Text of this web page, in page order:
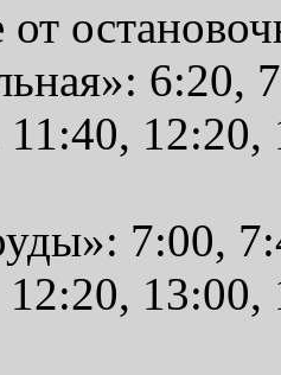
от
6:20,
7:00,